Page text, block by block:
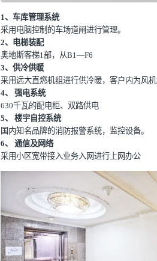
1、车库管理系统
采用电脑控制的车场道闸进行管理。
2、电梯装配
奥地斯客梯1部，从B1—F6
3、供冷供暖
采用远大直燃机组进行供冷暖，客户内为风机
4、 强电系统
630千瓦的配电柜、双路供电
5、 楼宇自控系统
国内知名品牌的消防报警系统，监控设备。
6、 通信及网络
采用小区宽带接入业务入网进行上网办公